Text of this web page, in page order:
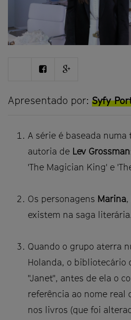
ShareShare Share
plus
Apresentado por: Syfy
A série é baseada
autoria de Lev Grossman
'The Magician King' e
Os personagens Marina,
existem na saga
Quando o grupo aterra
Holanda, o bibliotecário
"Janet", antes de ela o
referência ao nome real
nos livros (que foi